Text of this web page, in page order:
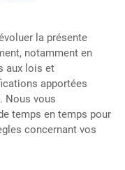
la présente
notamment en
aux lois et
apportées
Nous vous
temps en temps pour
concernant vos